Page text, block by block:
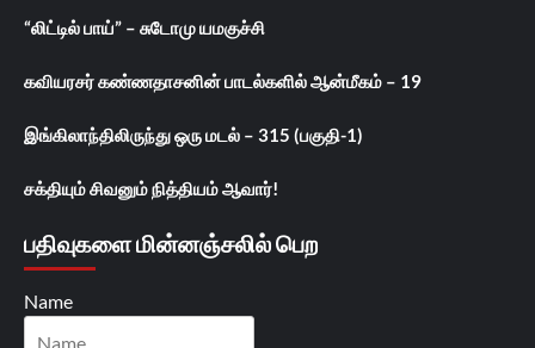
“லிட்டில் பாய்” – சுடோமு யமகுச்சி
கவியரசர் கண்ணதாசனின் பாடல்களில் ஆன்மீகம் – 19
இங்கிலாந்திலிருந்து ஒரு மடல் – 315 (பகுதி-1)
சக்தியும் சிவனும் நித்தியம் ஆவார்!
பதிவுகளை மின்னஞ்சலில் பெற
Name